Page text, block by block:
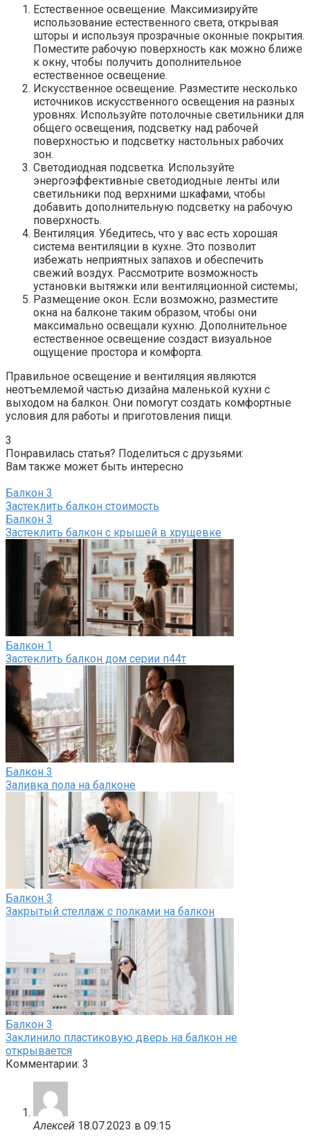
Естественное освещение.​ Максимизируйте
использование естественного света, открывая
шторы и используя прозрачные оконные покрытия.​
Поместите рабочую поверхность как можно ближе
к окну, чтобы получить дополнительное
естественное освещение.
Искусственное освещение.​ Разместите несколько
источников искусственного освещения на разных
уровнях.​ Используйте потолочные светильники для
общего освещения, подсветку над рабочей
поверхностью и подсветку настольных рабочих
зон.
Светодиодная подсветка.​ Используйте
энергоэффективные светодиодные ленты или
светильники под верхними шкафами, чтобы
добавить дополнительную подсветку на рабочую
поверхность.​
Вентиляция.​ Убедитесь, что у вас есть хорошая
система вентиляции в кухне.​ Это позволит
избежать неприятных запахов и обеспечить
свежий воздух.​ Рассмотрите возможность
установки вытяжки или вентиляционной системы;
Размещение окон.​ Если возможно, разместите
окна на балконе таким образом, чтобы они
максимально освещали кухню.​ Дополнительное
естественное освещение создаст визуальное
ощущение простора и комфорта.​
Правильное освещение и вентиляция являются
неотъемлемой частью дизайна маленькой кухни с
выходом на балкон.​ Они помогут создать комфортные
условия для работы и приготовления пищи.
3
Понравилась статья? Поделиться с друзьями:
Вам также может быть интересно
Балкон 3
Застеклить балкон стоимость
Балкон 3
Застеклить балкон с крышей в хрущевке
Балкон 1
Застеклить балкон дом серии п44т
Балкон 3
Заливка пола на балконе
Балкон 3
Закрытый стеллаж с полками на балкон
Балкон 3
Заклинило пластиковую дверь на балкон не
открывается
Комментарии: 3
Алексей 18.07.2023 в 09:15